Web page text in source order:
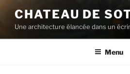
contenu
principal
CHATEAU DE
Une architecture élancée dans un
Menu